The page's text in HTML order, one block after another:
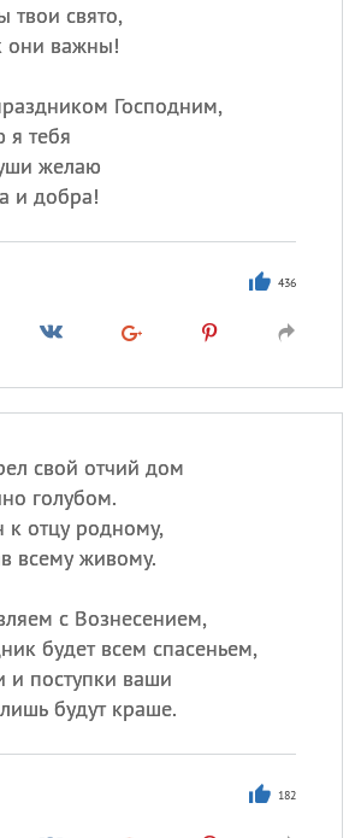
твои свято,
они важны!
Господним,
я тебя
желаю
и добра!
436
свой отчий дом
голубом.
к отцу родному,
всему живому.
с Вознесением,
будет всем спасеньем,
и поступки ваши
будут краше.
182